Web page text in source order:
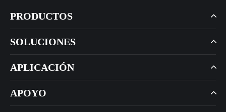
PRODUCTOS
SOLUCIONES
APLICACIÓN
APOYO